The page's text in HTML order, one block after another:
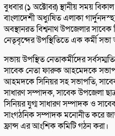
বুধবার (১ অক্টোবর) স্থানীয় সময় বিকাল
বাংলাদেশী অধ্যুষিত এলাকা
অবস্থানরত বিশ্বনাথ উপজেলার
নেতৃবৃন্দের উপস্থিতিতে এক কর্মী সভা
সভায় উপস্থিত নেতাকর্মীদের
সাবেক নেতা ফারুক আহমেদকে
আহমদকে সিনিয়র সহ সভাপতি,
সাধারণ সম্পাদক, সাবেক উপজেলা
সিনিয়র যুগ্ম সাধারণ সম্পাদক ও
সাংগঠনিক সম্পাদক মনোনীত করে
ফ্রান্স এর আংশিক কমিটি গঠন করা।